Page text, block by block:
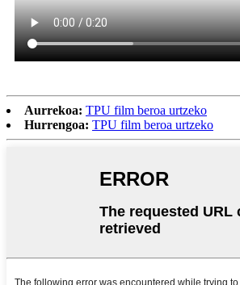
Aurrekoa: TPU film beroa urtzeko
Hurrengoa: TPU film beroa urtzeko